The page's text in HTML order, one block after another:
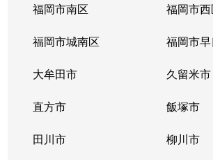
福岡市南区 福岡市
福岡市城南区 福岡市
大牟田市 久留米市
直方市 飯塚市
田川市 柳川市